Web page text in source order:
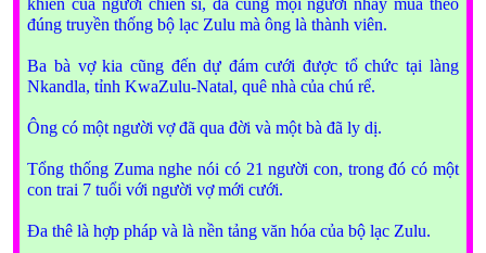
khiên của người chiến sĩ, đã cùng mọi người nhảy múa theo
đúng truyền thống bộ lạc Zulu mà ông là thành viên.
Ba bà vợ kia cũng đến dự đám cưới được tổ chức tại làng
Nkandla, tỉnhKwaZulu-Natal, quê nhà của chú rể.
Ông có một người vợ đã qua đời và một bà đã ly dị.
Tổng thống Zuma nghe nói có 21 người con, trong đó có một
con trai 7 tuổi với người vợ mới cưới.
Đa thê là hợp pháp và là nền tảng văn hóa của bộ lạc Zulu.